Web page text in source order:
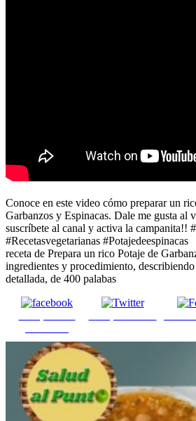
Conoce en este video cómo preparar un
Garbanzos y Espinacas. Dale me gusta al
suscríbete al canal y activa la campanita!!
#Recetasvegetarianas #Potajedeespinacas
receta de Prepara un rico Potaje de
ingredientes y procedimiento,
detallada, de 400 palabas